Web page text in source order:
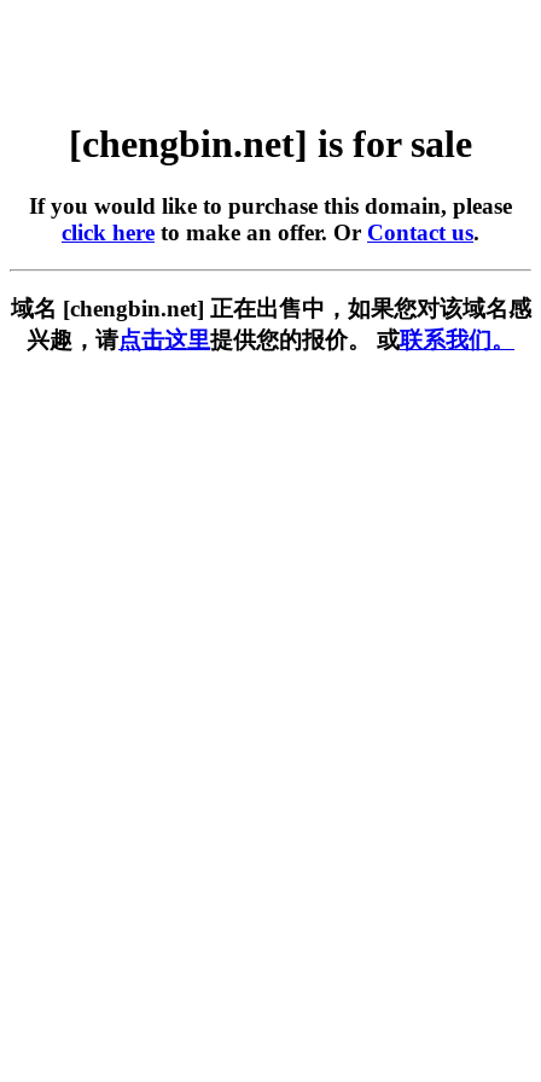
[chengbin.net] is for sale
If you would like to purchase this domain, please
click here to make an offer. Or Contact us.
域名 [chengbin.net] 正在出售中，如果您对该域名感
兴趣，请点击这里提供您的报价。 或联系我们。